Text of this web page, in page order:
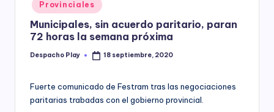
y
in
Provinciales
Municipales, sin acuerdo paritario, paran
72 horas la semana próxima
Posted
Despacho Play 18 septiembre, 2020
Fuerte comunicado de Festram tras las negociaciones
paritarias trabadas con el gobierno provincial.